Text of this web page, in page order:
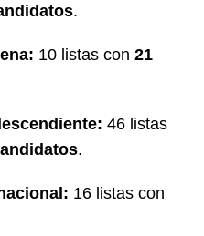
.
10 listas con 21
46 listas
.
16 listas con